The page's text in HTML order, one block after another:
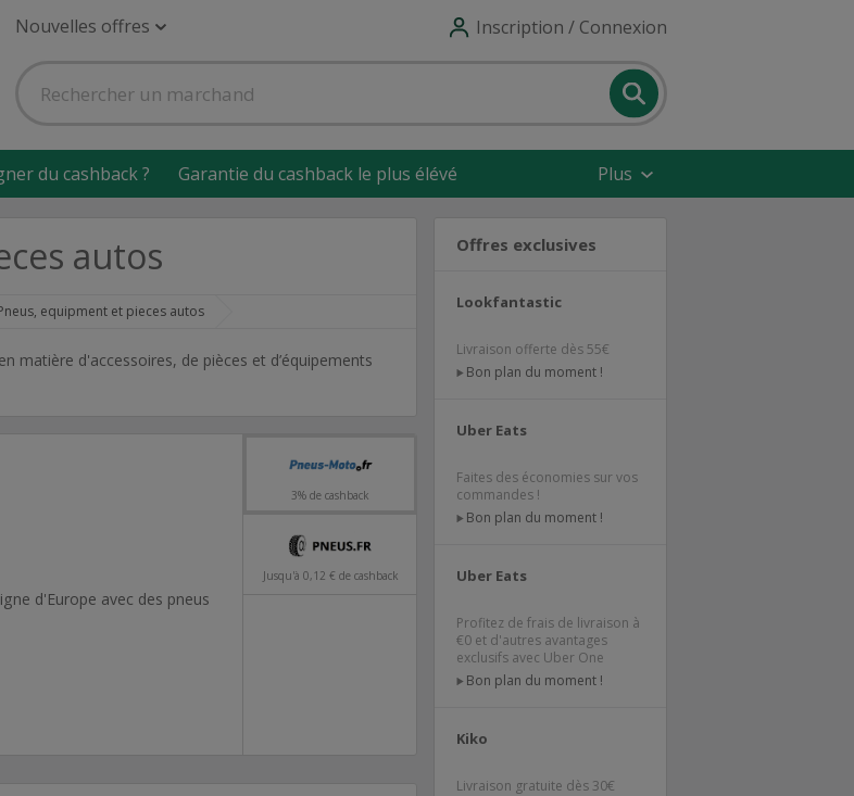
Nouvelles offres Inscription / Connexion
du cashback ? Garantie du cashback le plus élévé Plus
autos
equipment et pieces autos
matière d'accessoires, de pièces et d’équipements
3% de cashback
Jusqu'à 0,12 € de cashback
d'Europe avec des pneus
de produits et de prix
Offres exclusives
Lookfantastic
Livraison offerte dès 55€
Bon plan du moment !
Uber Eats
Faites des économies sur vos
commandes !
Bon plan du moment !
Uber Eats
Profitez de frais de livraison à
€0 et d'autres avantages
exclusifs avec Uber One
Bon plan du moment !
Kiko
Livraison gratuite dès 30€